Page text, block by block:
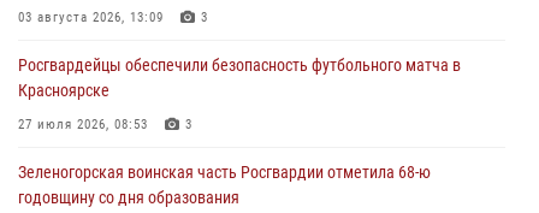
04 августа 2026, 09:57
Сотрудники Росгвардии обеспечили общественный порядок во
время проведения экстремального заплыва в Дудинке
04 августа 2026, 08:36
В Красноярске сотрудники Росгвардии задержали подозреваемого
в серии краж из супермаркета
03 августа 2026, 13:09 3
Росгвардейцы обеспечили безопасность футбольного матча в
Красноярске
27 июля 2026, 08:53 3
Зеленогорская воинская часть Росгвардии отметила 68-ю
годовщину со дня образования